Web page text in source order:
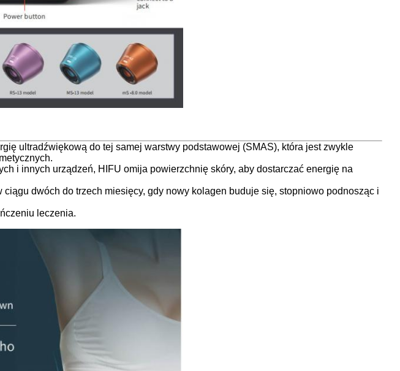
ultradźwiękową do tej samej warstwy podstawowej (SMAS), która jest zwykle
i innych urządzeń, HIFU omija powierzchnię skóry, aby dostarczać energię na
dwóch do trzech miesięcy, gdy nowy kolagen buduje się, stopniowo podnosząc i
leczenia.